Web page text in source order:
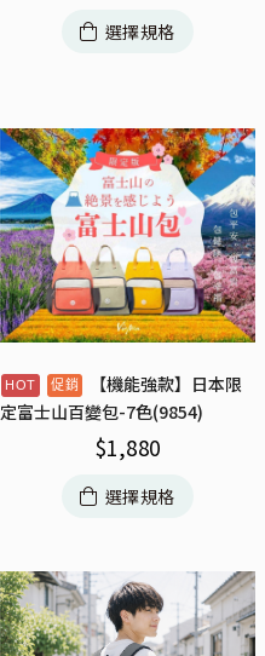
選擇規格
【機能強款】日本限
定富士山百變包-7色(9854)
$1,880
選擇規格